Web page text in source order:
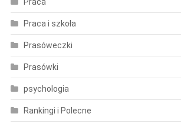
Praca
Praca i szkoła
Prasóweczki
Prasówki
psychologia
Rankingi i Polecne